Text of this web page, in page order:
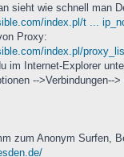
sieht wie schnell man
index.pl/t ...
Proxy:
index.pl/
im Internet-Explorer
-->Verbindungen--
zum Anonym Surfen,